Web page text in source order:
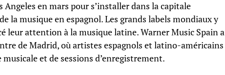
Angeles en mars pour s’installer dans la capitale
la musique en espagnol. Les grands labels mondiaux y
leur attention à la musique latine. Warner Music Spain a
de Madrid, où artistes espagnols et latino-américains
et de sessions d’enregistrement.